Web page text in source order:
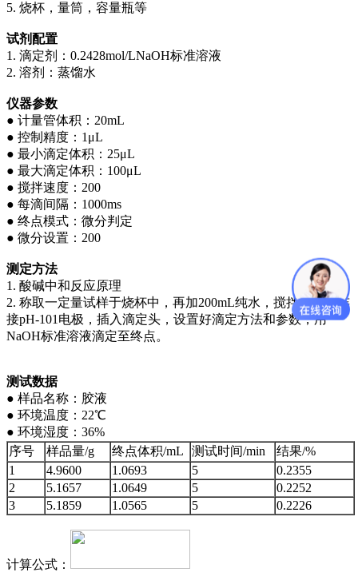
5. 烧杯，量筒，容量瓶等
试剂配置
1. 滴定剂：0.2428mol/LNaOH标准溶液
2. 溶剂：蒸馏水
仪器参数
● 计量管体积：20mL
● 控制精度：1μL
● 最小滴定体积：25μL
● 最大滴定体积：100μL
● 搅拌速度：200
● 每滴间隔：1000ms
● 终点模式：微分判定
● 微分设置：200
测定方法
1. 酸碱中和反应原理
2. 称取一定量试样于烧杯中，再加200mL纯水，搅拌溶解，连
接pH-101电极，插入滴定头，设置好滴定方法和参数，用
NaOH标准溶液滴定至终点。
测试数据
● 样品名称：胶液
● 环境温度：22℃
● 环境湿度：36%
序号
样品量/g 终点体积/mL 测试时间/min
结果/%
1
4.9600 1.0693 5
0.2355
2
5.1657 1.0649 5
0.2252
3
5.1859 1.0565 5 0.2226
计算公式：